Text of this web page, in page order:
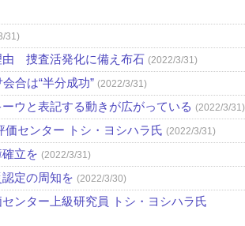
31)
由 捜査活発化に備え布石 (2022/3/31)
合は“半分成功” (2022/3/31)
ウと表記する動きが広がっている (2022/3/31)
センター トシ・ヨシハラ氏 (2022/3/31)
立を (2022/3/31)
定の周知を (2022/3/30)
ンター上級研究員 トシ・ヨシハラ氏